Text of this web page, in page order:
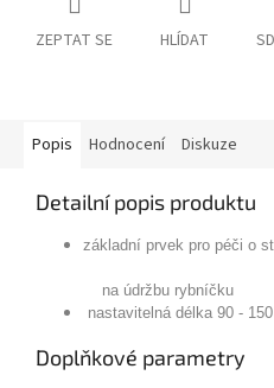
ZEPTAT SE HLÍDAT
Popis Hodnocení Diskuze
Detailní popis produktu
základní prvek pro péči o
na údržbu rybníčku
nastavitelná délka 90 -
Doplňkové parametry